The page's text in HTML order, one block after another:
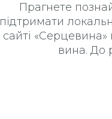
Прагнете
підтримати
сайті «Серцевина»
вина. До